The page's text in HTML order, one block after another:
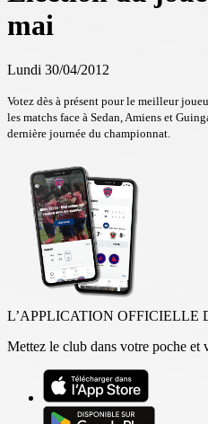
mai
Lundi 30/04/2012
Votez dès à présent pour le meilleur
les matchs face à Sedan, Amiens et
dernière journée du championnat.
L’APPLICATION OFFICIELLE
Mettez le club dans votre poche et